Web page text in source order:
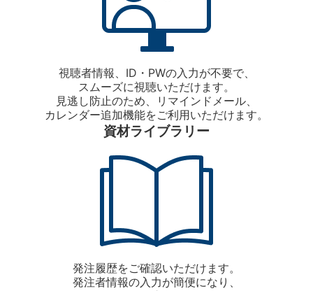
視聴者情報、ID・PWの入力が不要で、
スムーズに視聴いただけます。
見逃し防止のため、リマインドメール、
カレンダー追加機能をご利用いただけます。
資材ライブラリー
発注履歴をご確認いただけます。
発注者情報の入力が簡便になり、